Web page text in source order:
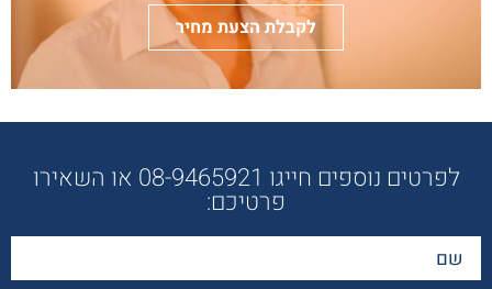
לקבלת הצעת מחיר
לפרטים נוספים חייגו 08-9465921 או השאירו
פרטיכם: